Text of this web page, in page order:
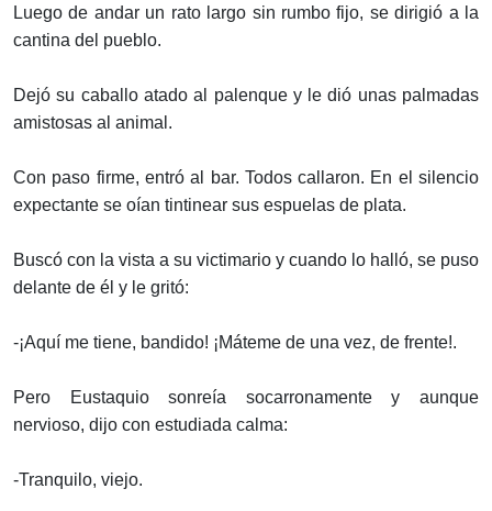
Luego de andar un rato largo sin rumbo fijo, se dirigió a la
cantina del pueblo.
Dejó su caballo atado al palenque y le dió unas palmadas
amistosas al animal.
Con paso firme, entró al bar. Todos callaron. En el silencio
expectante se oían tintinear sus espuelas de plata.
Buscó con la vista a su victimario y cuando lo halló, se puso
delante de él y le gritó:
-¡Aquí me tiene, bandido! ¡Máteme de una vez, de frente!.
Pero Eustaquio sonreía socarronamente y aunque
nervioso, dijo con estudiada calma:
-Tranquilo, viejo.